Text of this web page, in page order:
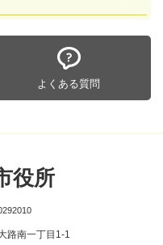
よくある質問
役所
路南一丁目1-1